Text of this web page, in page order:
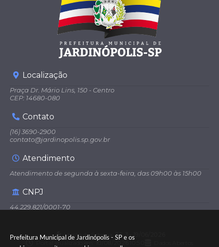
Prefeitura Municipal de Jardinópolis - SP e os
Localização
Praça Dr. Mário Lins, 150 - Centro
CEP: 14680-080
Contato
(16) 3690-2900
contato@jardinopolis.sp.gov.br
Atendimento
Atendimento de segunda à sexta-feira, das 09h00 às 15h00
CNPJ
44.229.821/0001-70
Versão do Sistema: 3.5.3 - 19/06/2026
Portal atualizado em:
10/08/2026 10:50